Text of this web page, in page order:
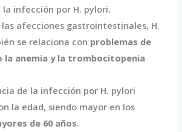
la infección por H. pylori.
las afecciones gastrointestinales, H.
se relaciona con problemas de
la anemia y la trombocitopenia
de la infección por H. pylori
la edad, siendo mayor en los
de 60 años.